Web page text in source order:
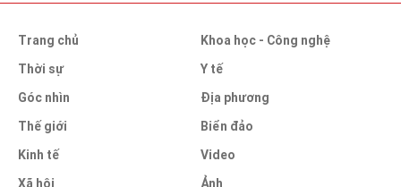
Trang chủ
Thời sự
Góc nhìn
Thế giới
Kinh tế
Xã hội
Khoa học - Công nghệ
Y tế
Địa phương
Biển đảo
Video
Ảnh